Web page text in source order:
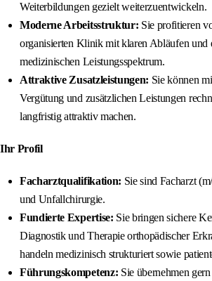
Weiterbildungen gezielt weiterzuentwickeln.
Moderne Arbeitsstruktur: Sie profitieren
organisierten Klinik mit klaren Abläufen und
medizinischen Leistungsspektrum.
Attraktive Zusatzleistungen: Sie können
Vergütung und zusätzlichen Leistungen
langfristig attraktiv machen.
Ihr Profil
Facharztqualifikation: Sie sind Facharzt
und Unfallchirurgie.
Fundierte Expertise: Sie bringen sichere
Diagnostik und Therapie orthopädischer
handeln medizinisch strukturiert sowie
Führungskompetenz: Sie übernehmen